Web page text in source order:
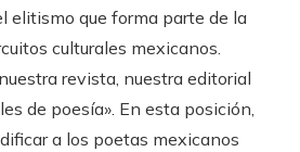
elitismo que forma parte de la
culturales mexicanos.
revista, nuestra editorial
de poesía». En esta posición,
a los poetas mexicanos